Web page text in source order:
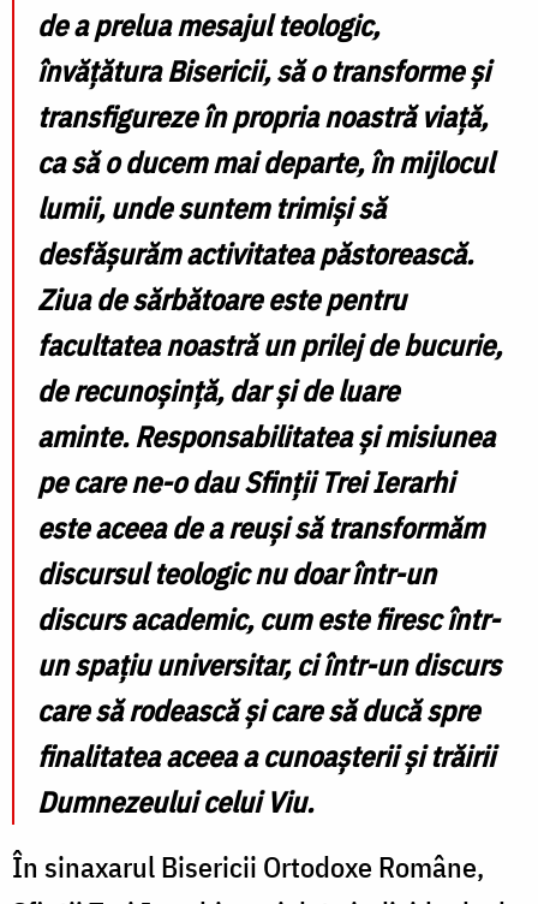
de a prelua mesajul teologic,
învățătura Bisericii, să o transforme și
transfigureze în propria noastră viață,
ca să o ducem mai departe, în mijlocul
lumii, unde suntem trimiși să
desfășurăm activitatea păstorească.
Ziua de sărbătoare este pentru
facultatea noastră un prilej de bucurie,
de recunoșință, dar și de luare
aminte.Responsabilitatea și misiunea
pe care ne-o dau Sfinții Trei Ierarhi
este aceea de a reuși să transformăm
discursul teologic nu doar într-un
discurs academic, cum este firesc într-
un spațiu universitar, ci într-un discurs
care să rodească și care să ducă spre
finalitatea aceea a cunoașterii și trăirii
Dumnezeului celui Viu.
În sinaxarul Bisericii Ortodoxe Române,